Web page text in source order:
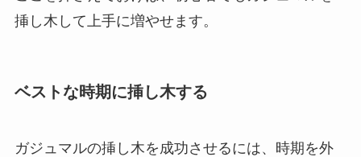
挿し木して上手に増やせます。
ベストな時期に挿し木する
ガジュマルの挿し木を成功させるには、時期を外